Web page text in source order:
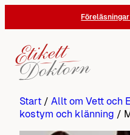
Start / Allt om Vett och
kostym och klänning /